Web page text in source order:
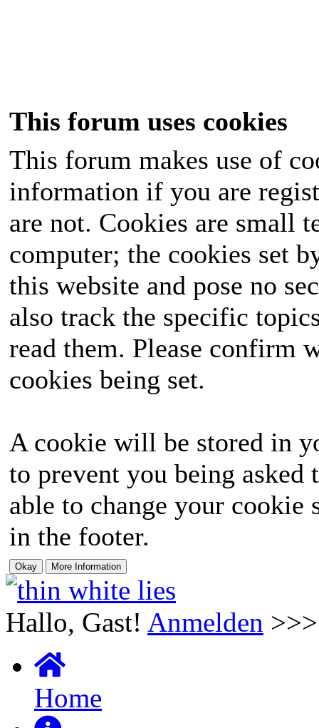
This forum uses cookies
This forum makes use of
information if you are
are not. Cookies are small
computer; the cookies set
this website and pose no
also track the specific
read them. Please confirm
cookies being set.
A cookie will be stored in
to prevent you being
able to change your
in the footer.
Hallo, Gast! Anmelden
Home